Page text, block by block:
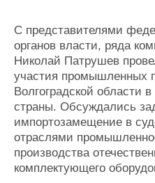
С представителями
органов власти, ряда
Николай Патрушев
участия промышленных
Волгоградской области
страны. Обсуждались
импортозамещение в
отраслями
производства
комплектующего